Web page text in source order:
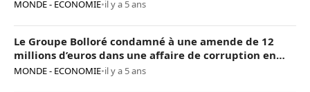
MONDE - ECONOMIE•il y a 5 ans
Le Groupe Bolloré condamné à une amende de 12
millions d’euros dans une affaire de corruption en
Afrique
MONDE - ECONOMIE•il y a 5 ans